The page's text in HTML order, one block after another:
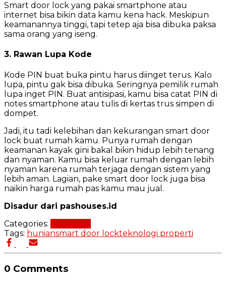
Smart door lock yang pakai smartphone atau
internet bisa bikin data kamu kena hack. Meskipun
keamanannya tinggi, tapi tetep aja bisa dibuka paksa
sama orang yang iseng.
3. Rawan Lupa Kode
Kode PIN buat buka pintu harus diinget terus. Kalo
lupa, pintu gak bisa dibuka. Seringnya pemilik rumah
lupa inget PIN. Buat antisipasi, kamu bisa catat PIN di
notes smartphone atau tulis di kertas trus simpen di
dompet.
Jadi, itu tadi kelebihan dan kekurangan smart door
lock buat rumah kamu. Punya rumah dengan
keamanan kayak gini bakal bikin hidup lebih tenang
dan nyaman. Kamu bisa keluar rumah dengan lebih
nyaman karena rumah terjaga dengan sistem yang
lebih aman. Lagian, pake smart door lock juga bisa
naikin harga rumah pas kamu mau jual.
Disadur dari pashouses.id
Categories:
Tags: huniansmart door lockteknologi properti
0 Comments